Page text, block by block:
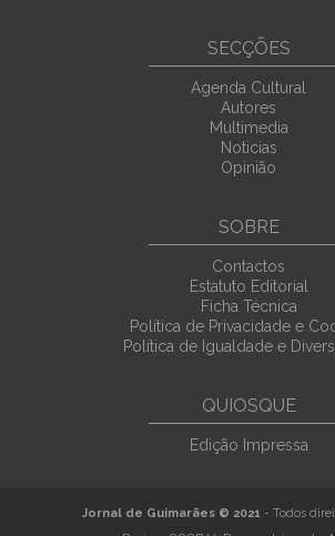
SECÇÕES
Agenda Cultural
Autores
Multimedia
Noticias
Opinião
SOBRE
Contactos
Estatuto Editorial
Ficha Técnica
Política de Privacidade e
Política de Igualdade e
QUIOSQUE
Edição Impressa
Jornal de Guimarães © 2021 - Todos